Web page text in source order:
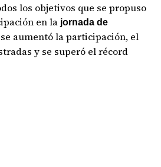
los objetivos que se propuso
en la jornada de
aumentó la participación, el
y se superó el récord